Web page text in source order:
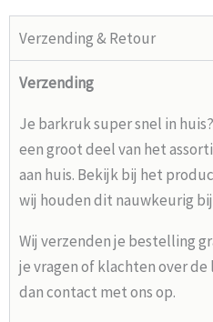
Verzending & Retour
Verzending
Je barkruk super snel in
een groot deel van het
aan huis. Bekijk bij het
wij houden dit nauwkeurig
Wij verzenden je bestelling
je vragen of klachten over
dan contact met ons op.